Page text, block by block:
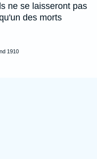
ne se laisseront pas
des morts
1910